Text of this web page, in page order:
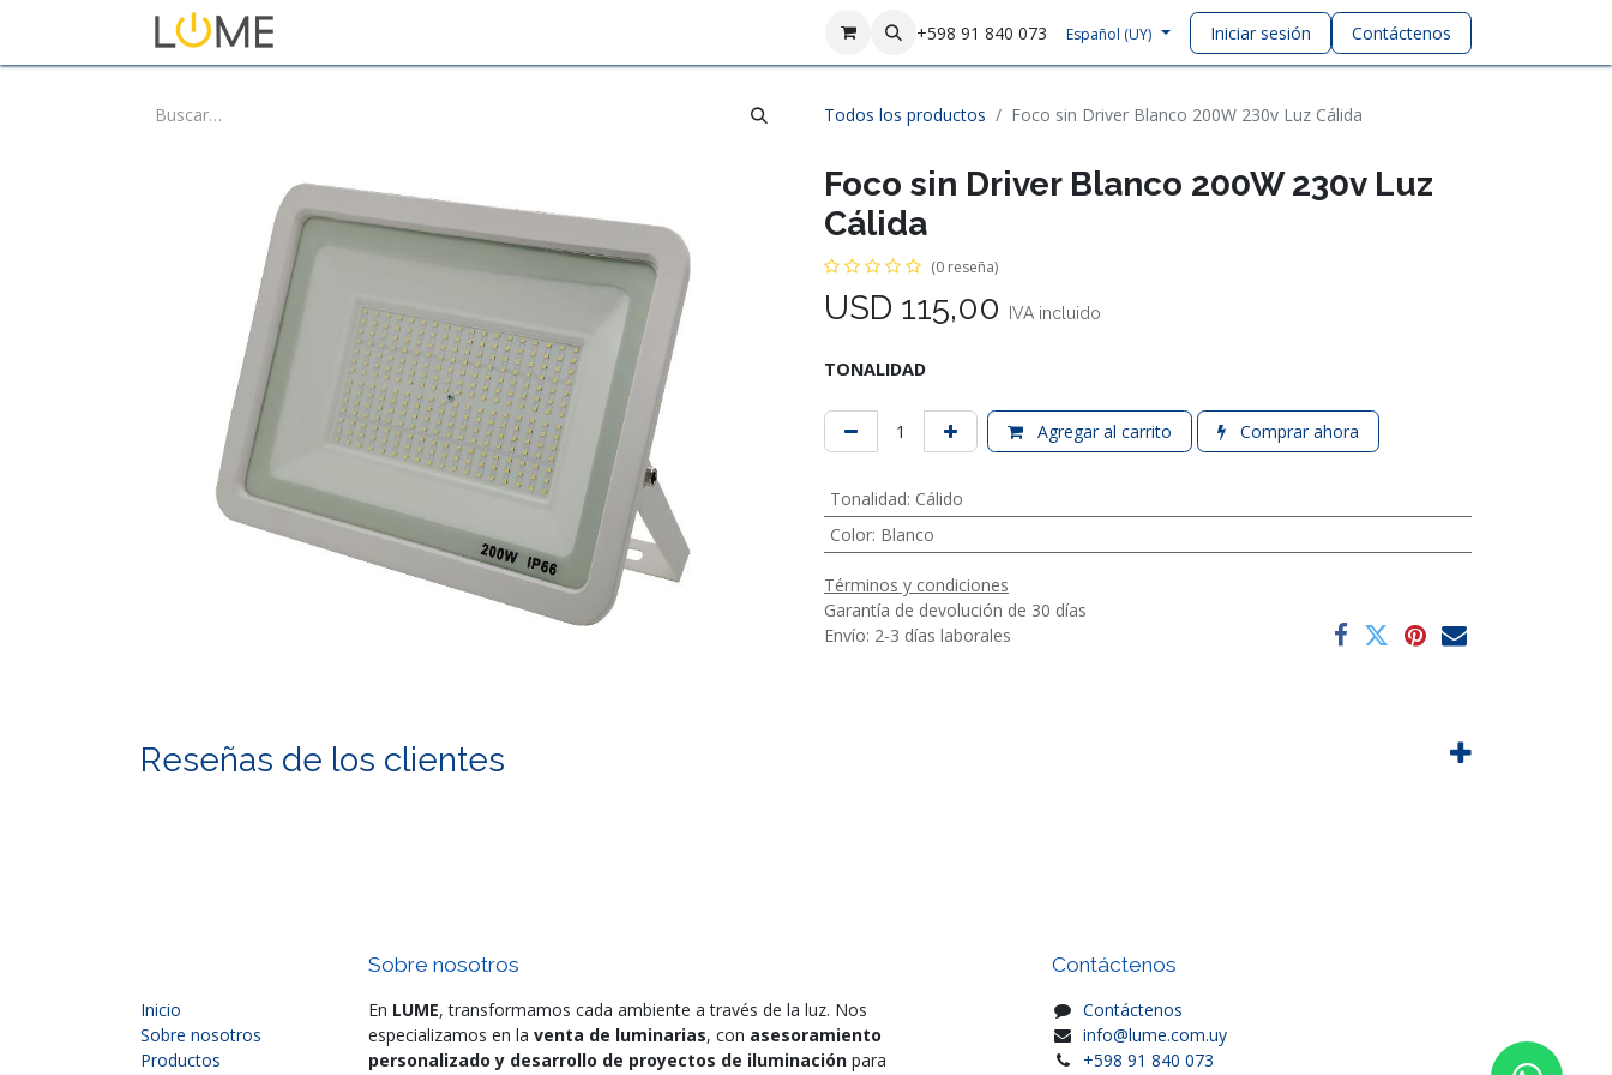
+598 91 840 073 Español (UY) Iniciar sesión Contáctenos
Todos los productos Foco sin Driver Blanco 200W 230v Luz Cálida
Foco sin Driver Blanco 200W 230v Luz
Cálida
(0 reseña)
USD 115,00 IVA incluido
TONALIDAD
Agregar al carrito Comprar ahora
Tonalidad: Cálido
Color: Blanco
Términos y condiciones
Garantía de devolución de 30 días
Envío: 2-3 días laborales
Reseñas de los clientes
Inicio
Sobre nosotros
Productos
Sobre nosotros
En LUME, transformamos cada ambiente a través de la luz. Nos
especializamos en la venta de luminarias, con asesoramiento
personalizado y desarrollo de proyectos de iluminación para
Contáctenos
Contáctenos
info@lume.com.uy
+598 91 840 073